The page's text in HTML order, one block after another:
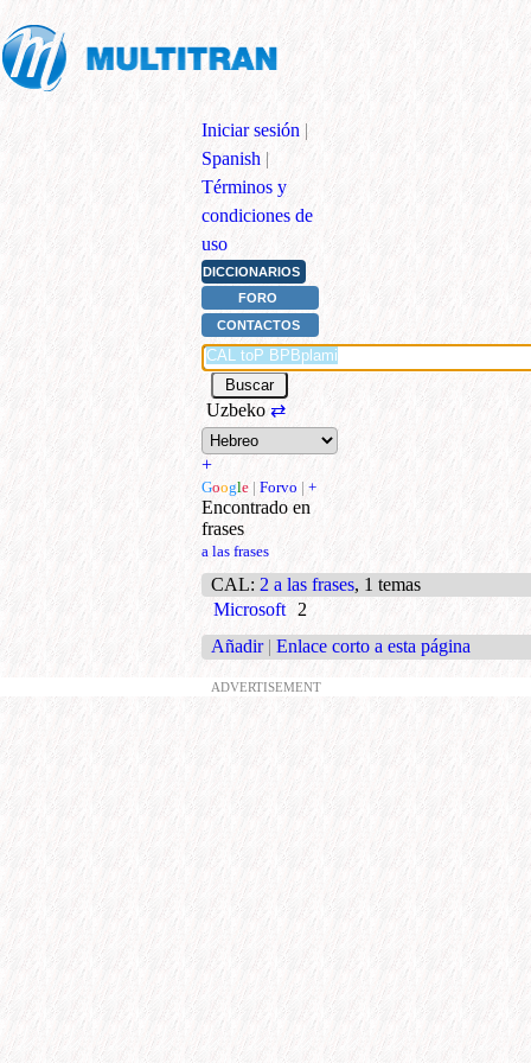
Iniciar sesión |
Spanish |
Términos y
condiciones de
uso
DICCIONARIOS
FORO
CONTACTOS
Uzbeko ⇄
+
Google | Forvo | +
Encontrado en
frases
a las frases
CAL: 2 a las frases, 1 temas
Microsoft 2
Añadir | Enlace corto a esta página
ADVERTISEMENT